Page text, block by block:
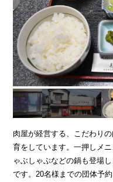
体験予約
ENGLISH
お問合せ
肉屋が経営する、こだわり
育をしています。一押しメ
ゃぶしゃぶなどの鍋も登場
です。20名様までの団体予